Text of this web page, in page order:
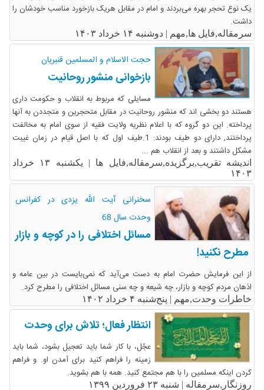
یک نوع تحجر بهره می‌بردند و امام در مقابل هریک بازخورد مناسب خودشان را
داشت.
سرمقاله,فایل ها,مهم | دوشنبه ۱۴ خرداد ۱۴۰۳
حجت الاسلام و المسلمین قنبریان
بازخوانی منشور روحانیت
مسایلی که مربوط به انقلاب و حکومت داری
هستند دو بخشی اند که منشور روحانیت در مقابل متحجرین و متجددن به آنها
پرداخته. این دو گروه که با اعلام نظریه ولایت فقیه از سوی امام به مخالفت
پرداختند, دارای دو طیف بودند: 1.طیف اول که با اصل قیام در زمان غیبت
مشکل داشتند و بعد از انقلاب هم ...
اندیشه تقریب,برگزیده,سرمقاله,فایل ها |
یکشنبه ۱۳ خرداد
۱۴۰۳
سخنرانی آیت الله یزدی در کفرانس
وحدت سال 68
مسائل اختلافی را در کوچه و بازار
مطرح نکنید!
از این فرمایش حضرت امام به دست می‌آید که نمی‌بایست در بین عامه و
اذهان مردم کوچه و بازار، چه شیعه و چه سنی مسائل اختلافی را مطرح کرد.
خاطرات وحدت,مهم | پنج‌شنبه ۴ خرداد ۱۴۰۲
انتظار فعال؛ تلاش برای وحدت
عجّل،‌‎ ‌‏با کار شما باید تعجیل بشود، شما باید
زمینه را فراهم کنید برای آمدن او. و فراهم
کردن‌‎ ‌‏اینکه مسلمین را با هم مجتمع کنید. همه با هم بشوید.
روزنگار,سرمقاله | شنبه ۲۳ فروردین ۱۳۹۹